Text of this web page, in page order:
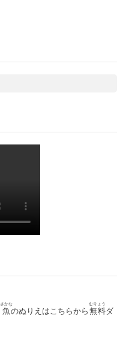
魚
さかな
のぬりえはこちらから無料
むりょう
ダ